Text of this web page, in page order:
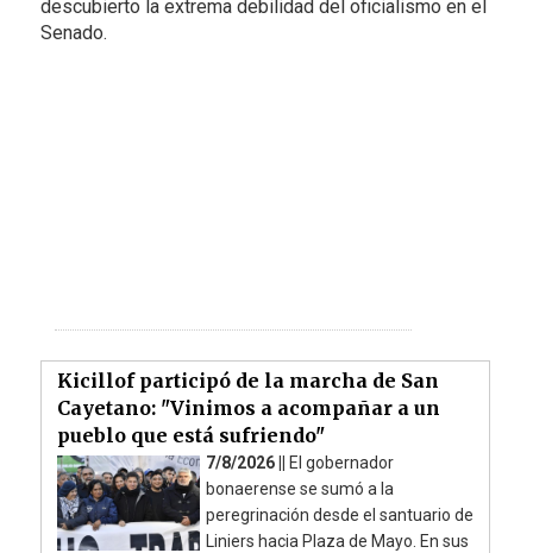
descubierto la extrema debilidad del oficialismo en el
Senado.
Kicillof participó de la marcha de San
Cayetano: "Vinimos a acompañar a un
pueblo que está sufriendo"
7/8/2026 ||
El gobernador
bonaerense se sumó a la
peregrinación desde el santuario de
Liniers hacia Plaza de Mayo. En sus